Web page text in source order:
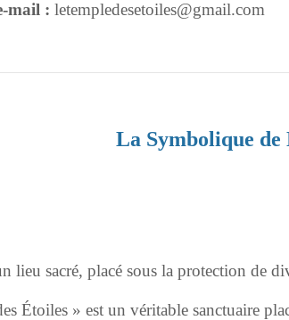
mail : letempledesetoiles@gmail.com
La Symbolique de
lieu sacré, placé sous la protection de
Étoiles » est un véritable sanctuaire